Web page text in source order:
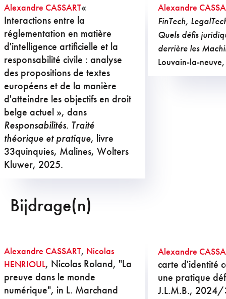
Libre du Jeune Barreau de Liège
Alexandre CASSART«
Interactions entre la
réglementation en matière
d'intelligence artificielle et la
responsabilité civile : analyse
des propositions de textes
européens et de la manière
d'atteindre les objectifs en droit
belge actuel », dans
Responsabilités. Traité
théorique et pratique, livre
33quinquies, Malines, Wolters
Kluwer, 2025.
Alexandre
FinTech,
Quels défis
derrière les
Louvain-la-
Bijdrage(n)
Alexandre CASSART, Nicolas
HENRIOUL, Nicolas Roland, "La
preuve dans le monde
numérique", in L. Marchand
Alexandre
carte d'identité
une pratique
J.L.M.B.,